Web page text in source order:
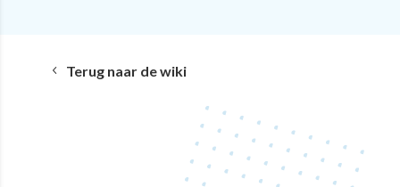
Terug naar de wiki